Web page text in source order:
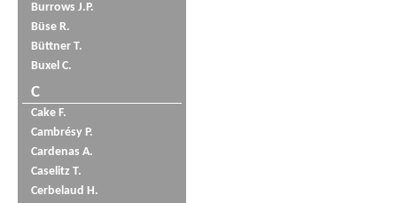
Burrows J.P.
Büse R.
Büttner T.
Buxel C.
C
Cake F.
Cambrésy P.
Cardenas A.
Caselitz T.
Cerbelaud H.